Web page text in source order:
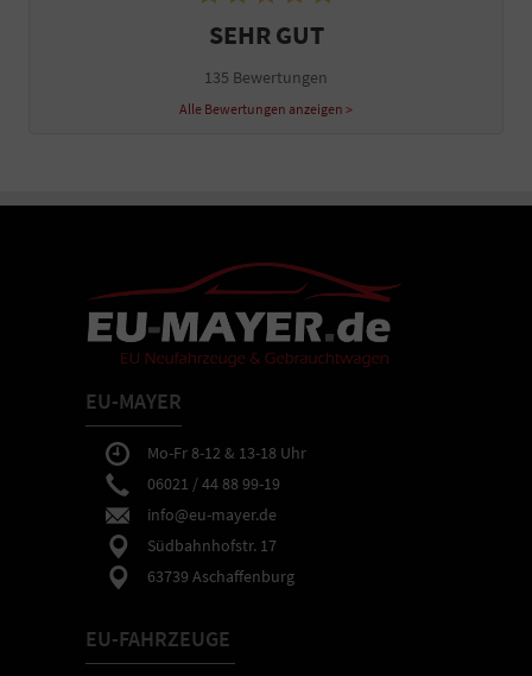
SEHR GUT
135 Bewertungen
Alle Bewertungen anzeigen >
EU-MAYER
Mo-Fr 8-12 & 13-18 Uhr
06021 / 44 88 99-19
info@eu-mayer.de
Südbahnhofstr. 17
63739 Aschaffenburg
EU-FAHRZEUGE